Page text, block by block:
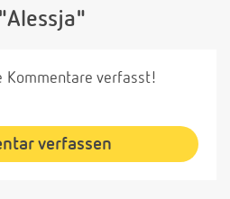
Kommentare verfasst!
verfassen